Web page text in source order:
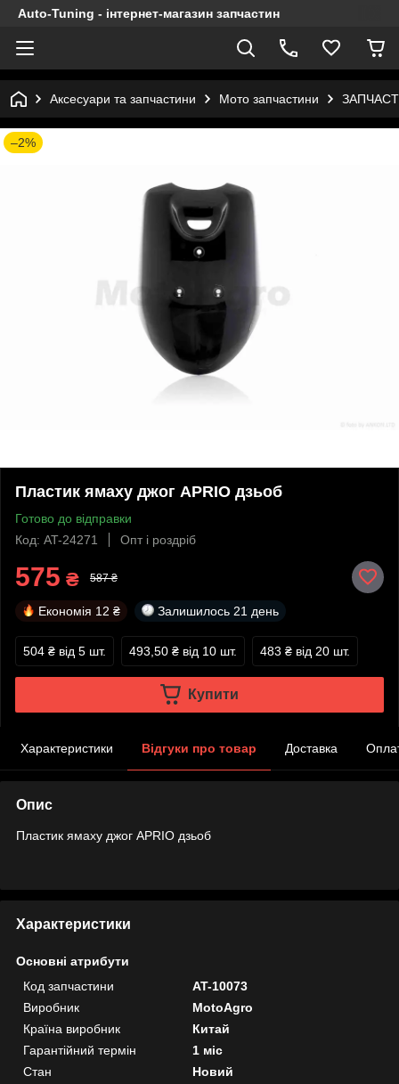
Auto-Tuning - інтернет-магазин запчастин
Аксесуари та запчастини Мото запчастини
–2%
Пластик ямаху джог APRIO дзьоб
Готово до відправки
Код: AT-24271
Опт і роздріб
575 ₴ 587 ₴
Економія 12 ₴ Залишилось 21 день
504 ₴ від 5 шт. 493,50 ₴ від 10 шт. 483 ₴ від 20 шт.
Купити
Характеристики Відгуки про товар Доставка
Опис
Пластик ямаху джог APRIO дзьоб
Характеристики
Основні атрибути
Код запчастини
AT-10073
Виробник
MotoAgro
Країна виробник
Китай
Гарантійний термін
1 міс
Стан
Новий